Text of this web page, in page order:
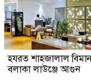
হযরত শাহজালাল
বলাকা লাউঞ্জে আগুন